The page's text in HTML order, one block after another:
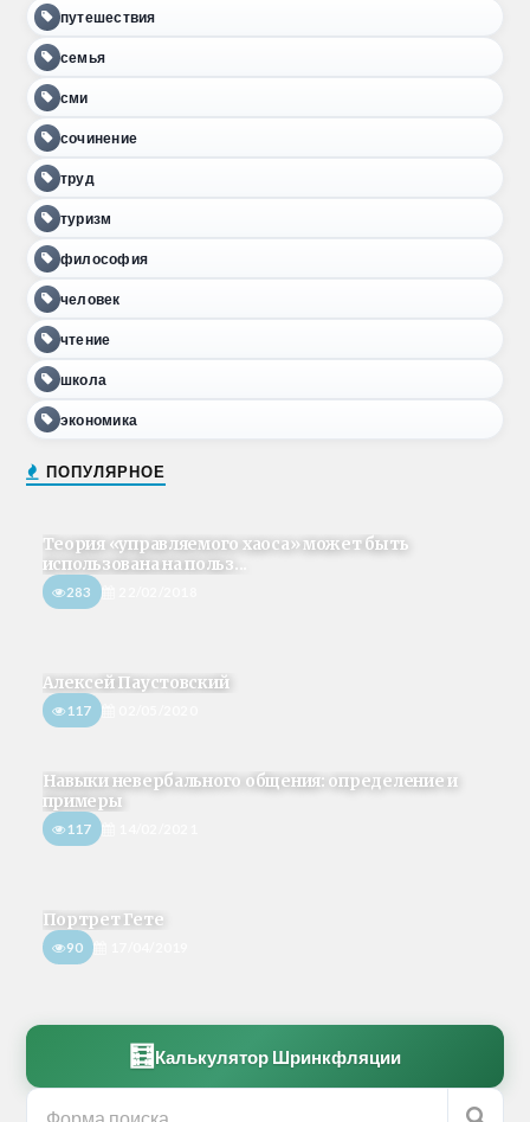
путешествия
семья
сми
сочинение
труд
туризм
философия
человек
чтение
школа
экономика
ПОПУЛЯРНОЕ
Теория «управляемого хаоса» может быть
использована на польз...
283
Алексей Паустовский
117
Навыки невербального общения: определение и
примеры
117
Портрет Гете
90
🧮 Калькулятор Шринкфляции